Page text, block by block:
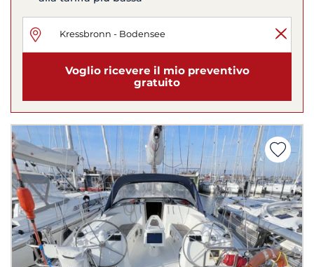
Voglio ricevere il mio preventivo
gratuito